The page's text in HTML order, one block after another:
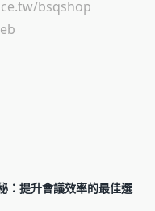
bsqshop
：提升會議效率的最佳選